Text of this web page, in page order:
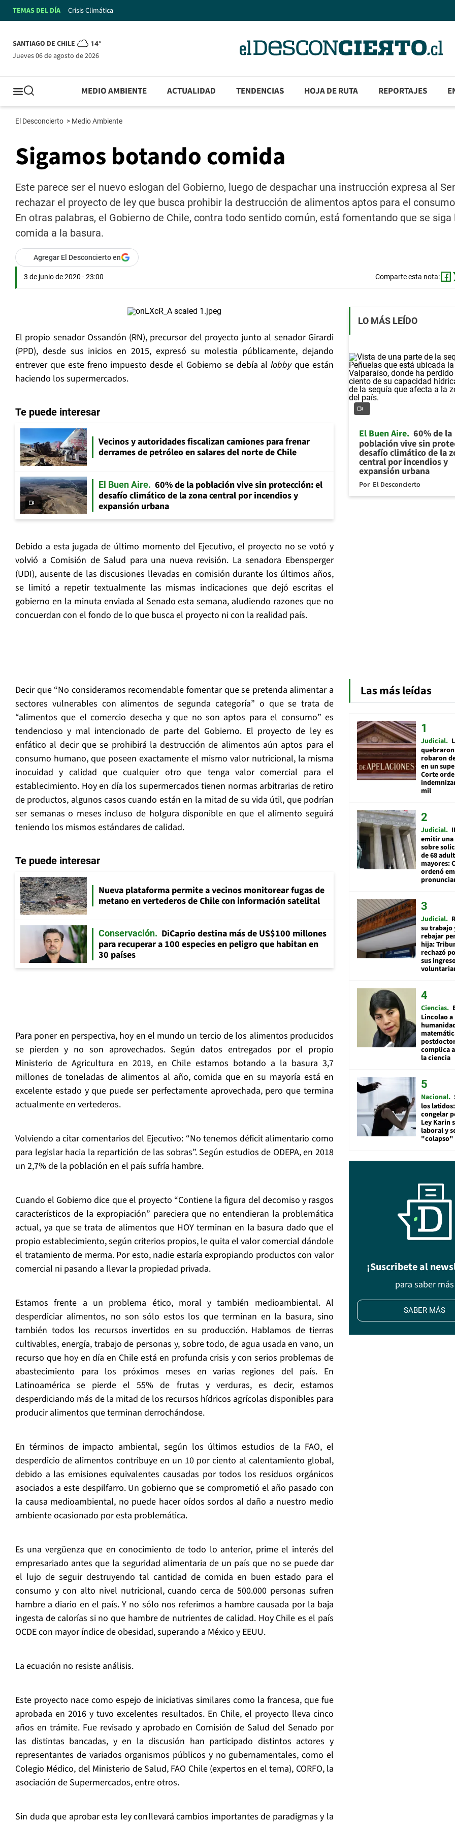
TEMAS DEL DÍA Crisis Climática
SANTIAGO DE CHILE 14°
jueves 06 de agosto de 2026
MEDIO AMBIENTE ACTUALIDAD TENDENCIAS HOJA DE RUTA REPORTAJES
El Desconcierto > Medio Ambiente
Sigamos botando comida
Este parece ser el nuevo eslogan del Gobierno, luego de despachar una instrucción expresa al
rechazar el proyecto de ley que busca prohibir la destrucción de alimentos aptos para el
En otras palabras, el Gobierno de Chile, contra todo sentido común, está fomentando que se siga
comida a la basura.
Agregar El Desconcierto en
3 de junio de 2020 - 23:00 Comparte esta nota:
El propio senador Ossandón (RN), precursor del proyecto junto al senador Girardi
(PPD), desde sus inicios en 2015, expresó su molestia públicamente, dejando
entrever que este freno impuesto desde el Gobierno se debía allobbyque están
haciendo los supermercados.
Te puede interesar
Vecinos y autoridades fiscalizan camiones para frenar
derrames de petróleo en salares del norte de Chile
El Buen Aire
60% de la población vive sin protección: el
desafío climático de la zona central por incendios y
expansión urbana
Debido a esta jugada de último momento del Ejecutivo, el proyecto no se votó y
volvió a Comisión de Salud para una nueva revisión. La senadora Ebensperger
(UDI), ausente de las discusiones llevadas en comisión durante los últimos años,
se limitó a repetir textualmente las mismas indicaciones que dejó escritas el
gobierno en la minuta enviada al Senado esta semana, aludiendo razones que no
concuerdan con el fondo de lo que busca el proyecto ni con la realidad país.
Decir que “No consideramos recomendable fomentar que se pretenda alimentar a
sectores vulnerables con alimentos de segunda categoría” o que se trata de
“alimentos que el comercio desecha y que no son aptos para el consumo” es
tendencioso y mal intencionado de parte del Gobierno. El proyecto de ley es
enfático al decir que se prohibirá la destrucción de alimentos aún aptos para el
consumo humano, que poseen exactamente el mismo valor nutricional, la misma
inocuidad y calidad que cualquier otro que tenga valor comercial para el
establecimiento. Hoy en día los supermercados tienen normas arbitrarias de retiro
de productos, algunos casos cuando están en la mitad de su vida útil, que podrían
ser semanas o meses incluso de holgura disponible en que el alimento seguirá
teniendo los mismos estándares de calidad.
Te puede interesar
Nueva plataforma permite a vecinos monitorear fugas de
metano en vertederos de Chile con información satelital
Conservación
DiCaprio destina más de US$100 millones
para recuperar a 100 especies en peligro que habitan en
30 países
Para poner en perspectiva, hoy en el mundo un tercio de los alimentos producidos
se pierden y no son aprovechados. Según datos entregados por el propio
Ministerio de Agricultura en 2019, en Chile estamos botando a la basura 3,7
millones de toneladas de alimentos al año, comida que en su mayoría está en
excelente estado y que puede ser perfectamente aprovechada, pero que termina
actualmente en vertederos.
Volviendo a citar comentarios del Ejecutivo: “No tenemos déficit alimentario como
para legislar hacia la repartición de las sobras”. Según estudios de ODEPA, en 2018
un 2,7% de la población en el país sufría hambre.
Cuando el Gobierno dice que el proyecto “Contiene la figura del decomiso y rasgos
característicos de la expropiación” pareciera que no entendieran la problemática
actual, ya que se trata de alimentos que HOY terminan en la basura dado que el
propio establecimiento, según criterios propios, le quita el valor comercial dándole
el tratamiento de merma. Por esto, nadie estaría expropiando productos con valor
comercial ni pasando a llevar la propiedad privada.
Estamos frente a un problema ético, moral y también medioambiental. Al
desperdiciar alimentos, no son sólo estos los que terminan en la basura, sino
también todos los recursos invertidos en su producción. Hablamos de tierras
cultivables, energía, trabajo de personas y, sobre todo, de agua usada en vano, un
recurso que hoy en día en Chile está en profunda crisis y con serios problemas de
abastecimiento para los próximos meses en varias regiones del país. En
Latinoamérica se pierde el 55% de frutas y verduras, es decir, estamos
desperdiciando más de la mitad de los recursos hídricos agrícolas disponibles para
producir alimentos que terminan derrochándose.
En términos de impacto ambiental, según los últimos estudios de la FAO, el
desperdicio de alimentos contribuye en un 10 por ciento al calentamiento global,
debido a las emisiones equivalentes causadas por todos los residuos orgánicos
asociados a este despilfarro. Un gobierno que se comprometió el año pasado con
la causa medioambiental, no puede hacer oídos sordos al daño a nuestro medio
ambiente ocasionado por esta problemática.
Es una vergüenza que en conocimiento de todo lo anterior, prime el interés del
empresariado antes que la seguridad alimentaria de un país que no se puede dar
el lujo de seguir destruyendo tal cantidad de comida en buen estado para el
consumo y con alto nivel nutricional, cuando cerca de 500.000 personas sufren
hambre a diario en el país. Y no sólo nos referimos a hambre causada por la baja
ingesta de calorías si no que hambre de nutrientes de calidad. Hoy Chile es el país
OCDE con mayor índice de obesidad, superando a México y EEUU.
La ecuación no resiste análisis.
Este proyecto nace como espejo de iniciativas similares como la francesa, que fue
aprobada en 2016 y tuvo excelentes resultados. En Chile, el proyecto lleva cinco
años en trámite. Fue revisado y aprobado en Comisión de Salud del Senado por
las distintas bancadas, y en la discusión han participado distintos actores y
representantes de variados organismos públicos y no gubernamentales, como el
Colegio Médico, del Ministerio de Salud, FAO Chile (expertos en el tema), CORFO, la
asociación de Supermercados, entre otros.
Sin duda que aprobar esta ley conllevará cambios importantes de paradigmas y la
LO MÁS LEÍDO
El Buen Aire 60% de la
población vive sin
desafío climático de la
central por incendios y
expansión urbana
Por El Desconcierto
Las más leídas
Judicial
robaron
en un
Corte
mil
Judicial
emitir
sobre
de 68
mayores:
ordenó
Judicial
su trabajo
rebajar
hija:
rechazó
sus
Ciencias
Lincolao a
complica
la ciencia
Nacional
los
congelar
Ley Karin
laboral y
"colapso"
¡Suscribete al
para saber más
SABER MÁS